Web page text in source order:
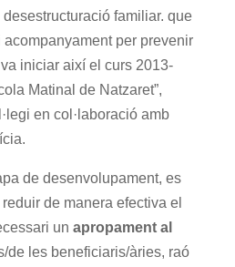
familiar. que
per prevenir
iniciar així el curs 2013-
Matinal de Natzaret”,
en col·laboració amb
de desenvolupament, es
de manera efectiva el
un apropament al
de les beneficiaris/àries, raó